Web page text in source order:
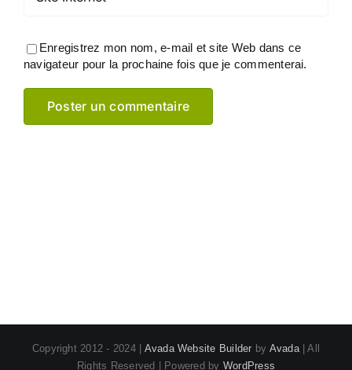
Enregistrez mon nom, e-mail et site Web dans ce
navigateur pour la prochaine fois que je commenterai.
Copyright 2012 - 2024 | Avada Website Builder by Avada| All
Rights Reserved | Powered by WordPress